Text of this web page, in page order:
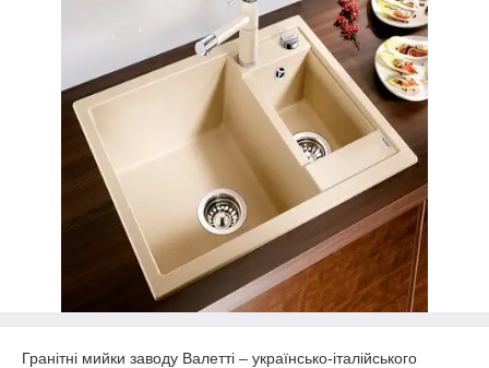
Гранітні мийки заводу Валетті – українсько-італійського